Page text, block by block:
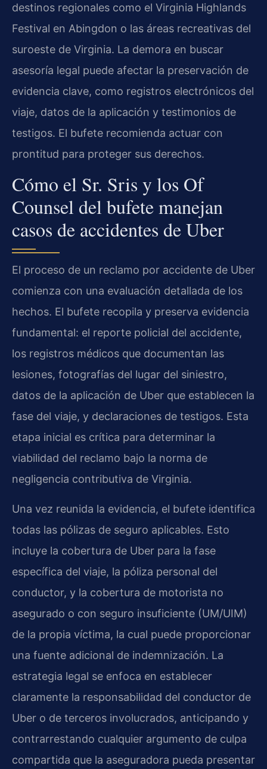
destinos regionales como el Virginia Highlands
Festival en Abingdon o las áreas recreativas del
suroeste de Virginia. La demora en buscar
asesoría legal puede afectar la preservación de
evidencia clave, como registros electrónicos del
viaje, datos de la aplicación y testimonios de
testigos. El bufete recomienda actuar con
prontitud para proteger sus derechos.
Cómo el Sr. Sris y los Of
Counsel del bufete manejan
casos de accidentes de Uber
El proceso de un reclamo por accidente de Uber
comienza con una evaluación detallada de los
hechos. El bufete recopila y preserva evidencia
fundamental: el reporte policial del accidente,
los registros médicos que documentan las
lesiones, fotografías del lugar del siniestro,
datos de la aplicación de Uber que establecen la
fase del viaje, y declaraciones de testigos. Esta
etapa inicial es crítica para determinar la
viabilidad del reclamo bajo la norma de
negligencia contributiva de Virginia.
Una vez reunida la evidencia, el bufete identifica
todas las pólizas de seguro aplicables. Esto
incluye la cobertura de Uber para la fase
específica del viaje, la póliza personal del
conductor, y la cobertura de motorista no
asegurado o con seguro insuficiente (UM/UIM)
de la propia víctima, la cual puede proporcionar
una fuente adicional de indemnización. La
estrategia legal se enfoca en establecer
claramente la responsabilidad del conductor de
Uber o de terceros involucrados, anticipando y
contrarrestando cualquier argumento de culpa
compartida que la aseguradora pueda presentar